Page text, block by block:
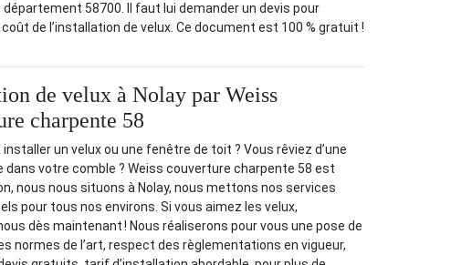
département 58700. Il faut lui demander un devis pour
de l’installation de velux. Ce document est 100 % gratuit !
de velux à Nolay par Weiss
charpente 58
un velux ou une fenêtre de toit ? Vous rêviez d’une
dans votre comble ? Weiss couverture charpente 58 est
nous nous situons à Nolay, nous mettons nos services
pour tous nos environs. Si vous aimez les velux,
dès maintenant ! Nous réaliserons pour vous une pose de
normes de l’art, respect des règlementations en vigueur,